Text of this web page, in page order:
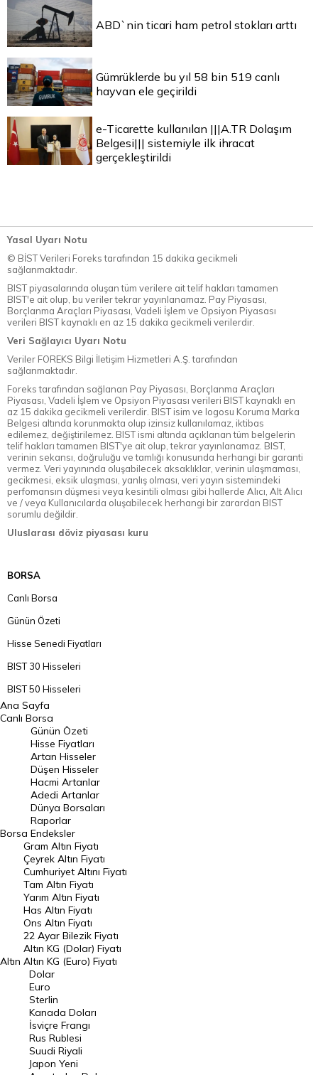
ABD`nin ticari ham petrol stokları arttı
Gümrüklerde bu yıl 58 bin 519 canlı
hayvan ele geçirildi
e-Ticarette kullanılan |||A.TR Dolaşım
Belgesi||| sistemiyle ilk ihracat
gerçekleştirildi
Yasal Uyarı Notu
© BİST Verileri Foreks tarafından 15 dakika gecikmeli
sağlanmaktadır.
BIST piyasalarında oluşan tüm verilere ait telif hakları tamamen
BIST'e ait olup, bu veriler tekrar yayınlanamaz. Pay Piyasası,
Borçlanma Araçları Piyasası, Vadeli İşlem ve Opsiyon Piyasası
verileri BIST kaynaklı en az 15 dakika gecikmeli verilerdir.
Veri Sağlayıcı Uyarı Notu
Veriler FOREKS Bilgi İletişim Hizmetleri A.Ş. tarafından
sağlanmaktadır.
Foreks tarafından sağlanan Pay Piyasası, Borçlanma Araçları
Piyasası, Vadeli İşlem ve Opsiyon Piyasası verileri BIST kaynaklı en
az 15 dakika gecikmeli verilerdir. BIST isim ve logosu Koruma Marka
Belgesi altında korunmakta olup izinsiz kullanılamaz, iktibas
edilemez, değiştirilemez. BIST ismi altında açıklanan tüm belgelerin
telif hakları tamamen BIST'ye ait olup, tekrar yayınlanamaz. BIST,
verinin sekansı, doğruluğu ve tamlığı konusunda herhangi bir garanti
vermez. Veri yayınında oluşabilecek aksaklıklar, verinin ulaşmaması,
gecikmesi, eksik ulaşması, yanlış olması, veri yayın sistemindeki
perfomansın düşmesi veya kesintili olması gibi hallerde Alıcı, Alt Alıcı
ve / veya Kullanıcılarda oluşabilecek herhangi bir zarardan BIST
sorumlu değildir.
Uluslarası döviz piyasası kuru
BORSA
Canlı Borsa
Günün Özeti
Hisse Senedi Fiyatları
BIST 30 Hisseleri
BIST 50 Hisseleri
BIST 100 Hisseleri
En Çok Artan Hisseler
En Çok Düşen Hisseler
Hacmi Artanlar
Geçmiş Kapanışlar
Dünya Borsaları
Raporlar
Endeksler
DÖVİZ
Döviz Kuru
Dolar Kuru
Euro Kuru
Pound Kuru
Frank Kuru
Riyal Kuru
Avustralya Doları
Ana Sayfa
Canlı Borsa
Borsa
Günün Özeti
Hisse Fiyatları
Artan Hisseler
Düşen Hisseler
Hacmi Artanlar
Adedi Artanlar
Dünya Borsaları
Raporlar
Endeksler
Altın
Gram Altın Fiyatı
Çeyrek Altın Fiyatı
Cumhuriyet Altını Fiyatı
Tam Altın Fiyatı
Yarım Altın Fiyatı
Has Altın Fiyatı
Ons Altın Fiyatı
22 Ayar Bilezik Fiyatı
Altın KG (Dolar) Fiyatı
Altın KG (Euro) Fiyatı
Dolar
Euro
Sterlin
Kanada Doları
İsviçre Frangı
Rus Rublesi
Suudi Riyali
Japon Yeni